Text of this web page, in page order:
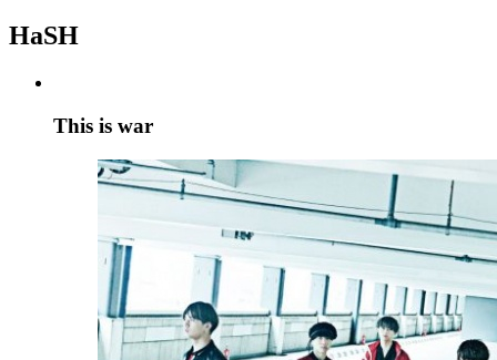
HaSH
This is war